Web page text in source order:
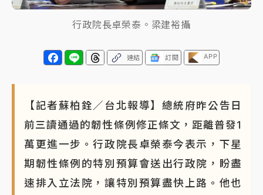
蔣萬安的建中同學！47歲法律學霸戰桃園 公開上任首
行政院長卓榮泰。梁建裕攝
連結 訂閱 APP
【記者蘇柏銓／台北報導】總統府昨公告日
前三讀通過的韌性條例修正條文，距離普發1
萬更進一步。行政院長卓榮泰今表示，下星
期韌性條例的特別預算會送出行政院，盼盡
速排入立法院，讓特別預算盡快上路。他也